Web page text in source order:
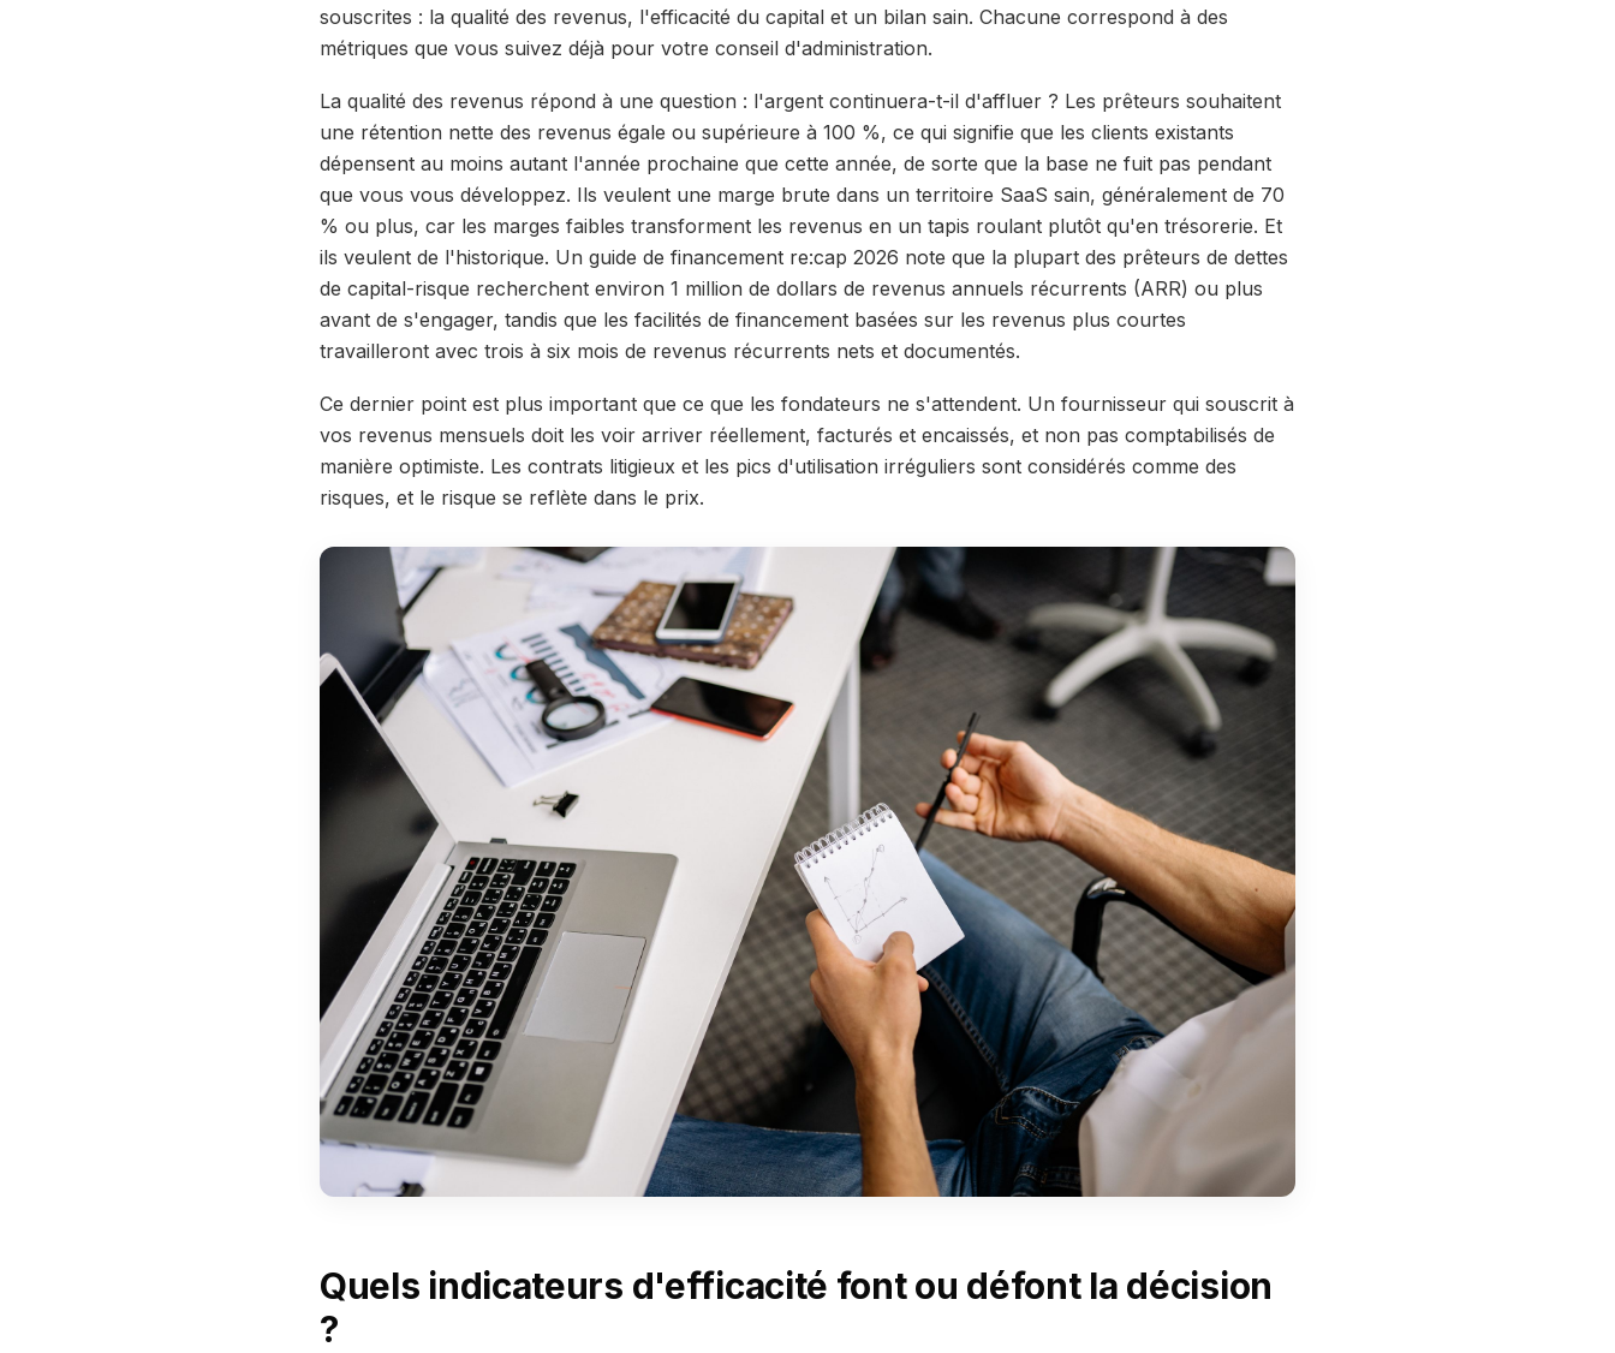
souscrites : la qualité des revenus, l'efficacité du capital et un bilan sain. Chacune correspond à des
métriques que vous suivez déjà pour votre conseil d'administration.
La qualité des revenus répond à une question : l'argent continuera-t-il d'affluer ? Les prêteurs souhaitent
une rétention nette des revenus égale ou supérieure à 100 %, ce qui signifie que les clients existants
dépensent au moins autant l'année prochaine que cette année, de sorte que la base ne fuit pas pendant
que vous vous développez. Ils veulent une marge brute dans un territoire SaaS sain, généralement de 70
% ou plus, car les marges faibles transforment les revenus en un tapis roulant plutôt qu'en trésorerie. Et
ils veulent de l'historique. Un guide de financement re:cap 2026 note que la plupart des prêteurs de dettes
de capital-risque recherchent environ 1 million de dollars de revenus annuels récurrents (ARR) ou plus
avant de s'engager, tandis que les facilités de financement basées sur les revenus plus courtes
travailleront avec trois à six mois de revenus récurrents nets et documentés.
Ce dernier point est plus important que ce que les fondateurs ne s'attendent. Un fournisseur qui souscrit à
vos revenus mensuels doit les voir arriver réellement, facturés et encaissés, et non pas comptabilisés de
manière optimiste. Les contrats litigieux et les pics d'utilisation irréguliers sont considérés comme des
risques, et le risque se reflète dans le prix.
Quels indicateurs d'efficacité font ou défont la décision
?